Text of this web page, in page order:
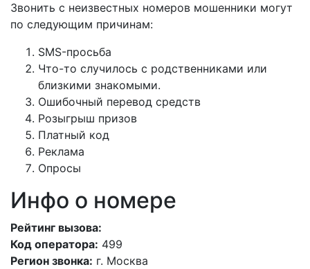
Звонить с неизвестных номеров мошенники могут
по следующим причинам:
SMS-просьба
Что-то случилось с родственниками или
близкими знакомыми.
Ошибочный перевод средств
Розыгрыш призов
Платный код
Реклама
Опросы
Инфо о номере
Рейтинг вызова:
Код оператора: 499
Регион звонка: г. Москва